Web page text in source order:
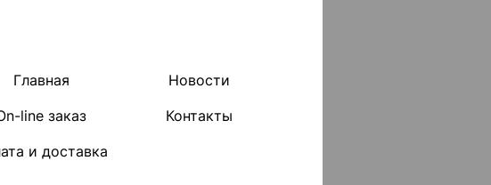
Главная
Новости
line заказ
Контакты
и доставка